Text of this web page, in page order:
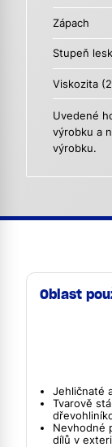
Zápach
Stupeň
Viskozita
Uvedené
výrobku a
výrobku.
Oblast
Jehličnaté
Tvarově
Nevhodné
dílů v